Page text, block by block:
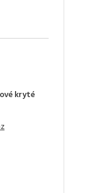
kryté